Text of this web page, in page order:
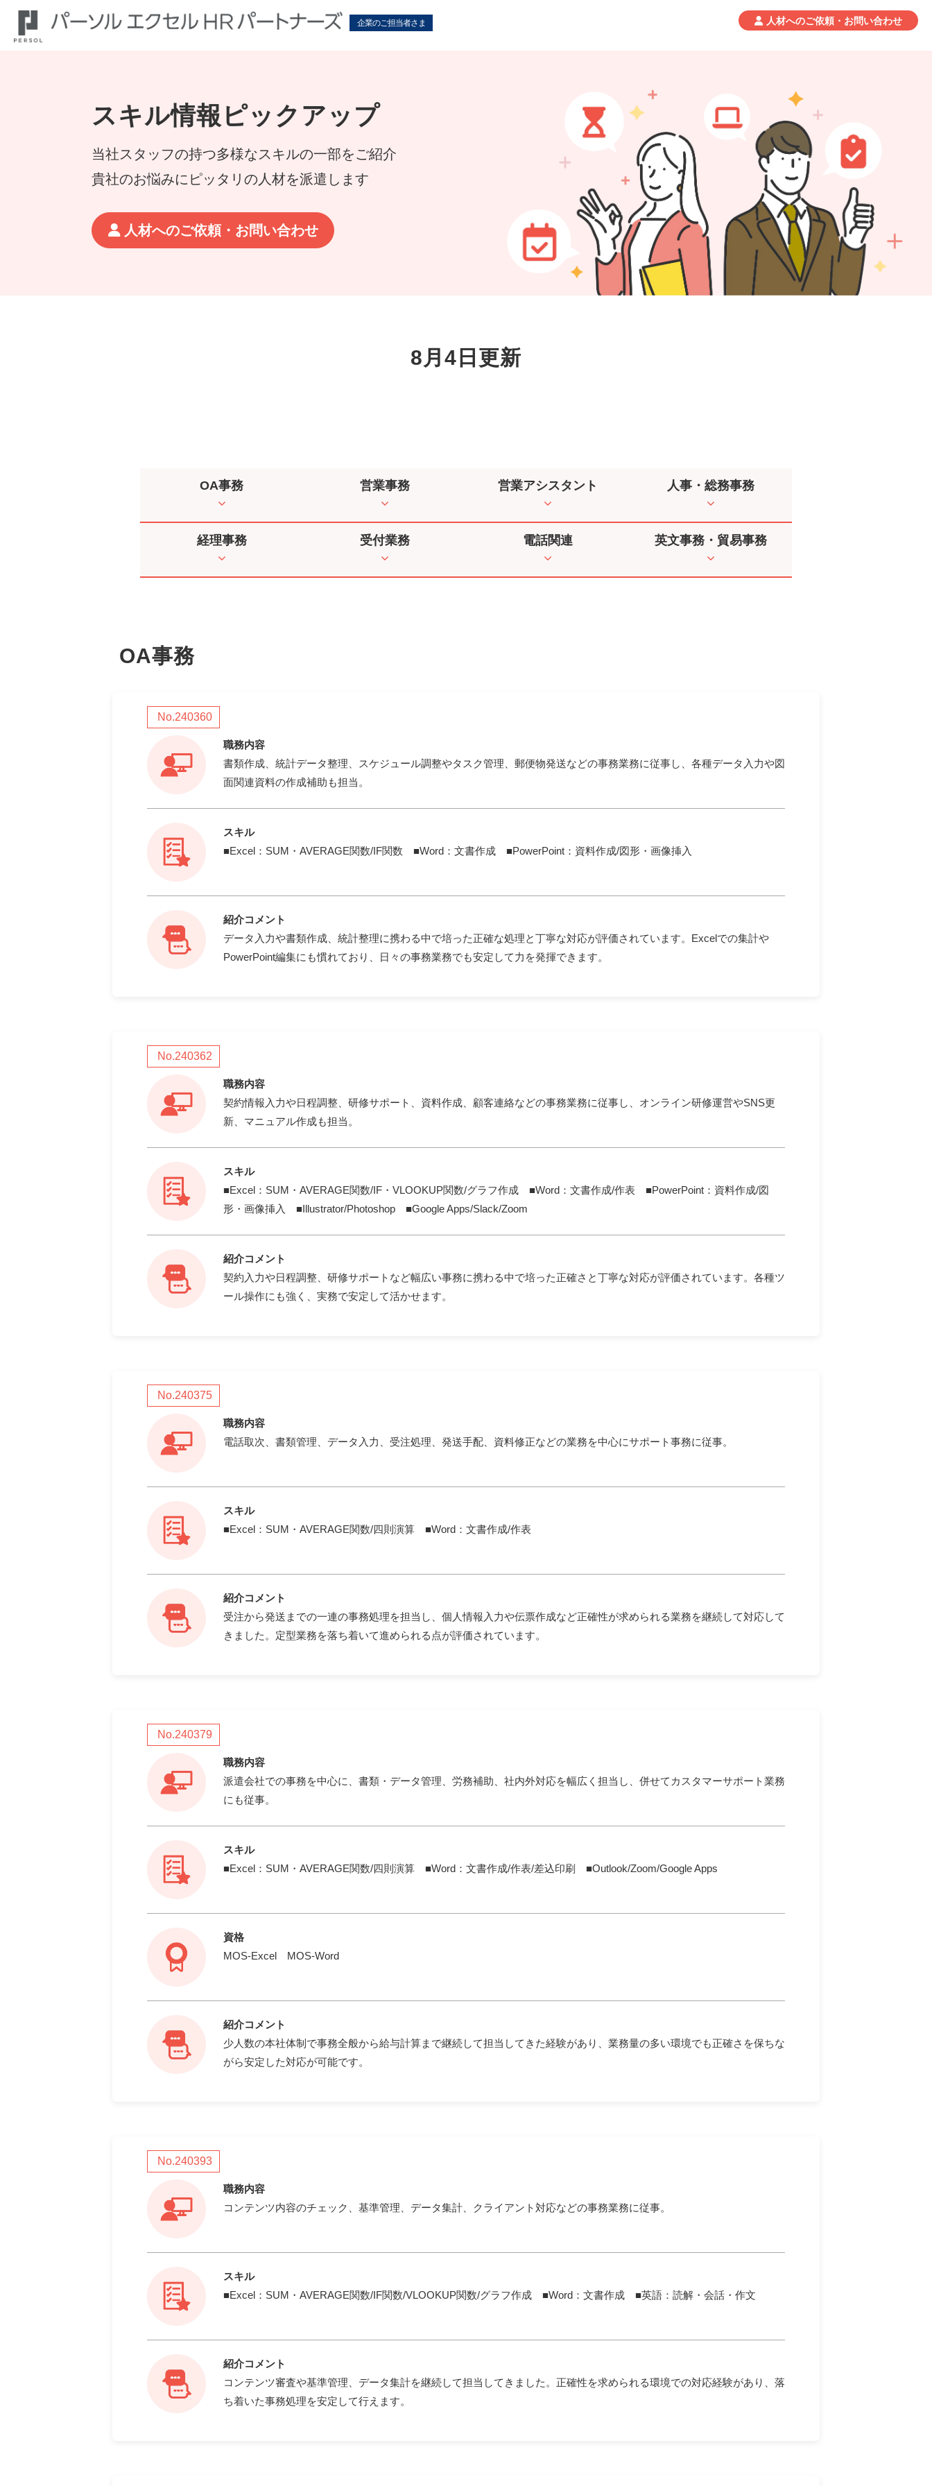
人材へのご依頼・お問い合わせ
スキル情報ピックアップ
当社スタッフの持つ多様なスキルの一部をご紹介
貴社のお悩みにピッタリの人材を派遣します
人材へのご依頼・お問い合わせ
8月4日更新
OA事務 営業事務 営業アシスタント 人事・総務事務
経理事務 受付業務 電話関連 英文事務・貿易事務
OA事務
No.240360
職務内容
書類作成、統計データ整理、スケジュール調整やタスク管理、郵便物発送などの事務業務に従事し、各種データ入力や図
面関連資料の作成補助も担当。
スキル
■Excel：SUM・AVERAGE関数/IF関数 ■Word：文書作成 ■PowerPoint：資料作成/図形・画像挿入
紹介コメント
データ入力や書類作成、統計整理に携わる中で培った正確な処理と丁寧な対応が評価されています。Excelでの集計や
PowerPoint編集にも慣れており、日々の事務業務でも安定して力を発揮できます。
No.240362
職務内容
契約情報入力や日程調整、研修サポート、資料作成、顧客連絡などの事務業務に従事し、オンライン研修運営やSNS更
新、マニュアル作成も担当。
スキル
■Excel：SUM・AVERAGE関数/IF・VLOOKUP関数/グラフ作成 ■Word：文書作成/作表 ■PowerPoint：資料作成/図
形・画像挿入 ■Illustrator/Photoshop ■Google Apps/Slack/Zoom
紹介コメント
契約入力や日程調整、研修サポートなど幅広い事務に携わる中で培った正確さと丁寧な対応が評価されています。各種ツ
ール操作にも強く、実務で安定して活かせます。
No.240375
職務内容
電話取次、書類管理、データ入力、受注処理、発送手配、資料修正などの業務を中心にサポート事務に従事。
スキル
■Excel：SUM・AVERAGE関数/四則演算 ■Word：文書作成/作表
紹介コメント
受注から発送までの一連の事務処理を担当し、個人情報入力や伝票作成など正確性が求められる業務を継続して対応して
きました。定型業務を落ち着いて進められる点が評価されています。
No.240379
職務内容
派遣会社での事務を中心に、書類・データ管理、労務補助、社内外対応を幅広く担当し、併せてカスタマーサポート業務
にも従事。
スキル
■Excel：SUM・AVERAGE関数/四則演算 ■Word：文書作成/作表/差込印刷 ■Outlook/Zoom/Google Apps
資格
MOS-Excel MOS-Word
紹介コメント
少人数の本社体制で事務全般から給与計算まで継続して担当してきた経験があり、業務量の多い環境でも正確さを保ちな
がら安定した対応が可能です。
No.240393
職務内容
コンテンツ内容のチェック、基準管理、データ集計、クライアント対応などの事務業務に従事。
スキル
■Excel：SUM・AVERAGE関数/IF関数/VLOOKUP関数/グラフ作成 ■Word：文書作成 ■英語：読解・会話・作文
紹介コメント
コンテンツ審査や基準管理、データ集計を継続して担当してきました。正確性を求められる環境での対応経験があり、落
ち着いた事務処理を安定して行えます。